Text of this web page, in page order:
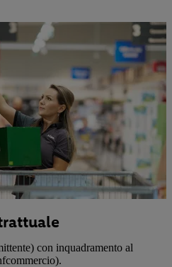
con inquadramento al